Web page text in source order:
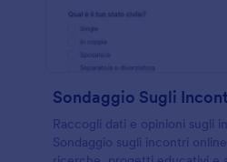
Sondaggio Sugli
Raccogli dati e opinioni sugli
Sondaggio sugli incontri